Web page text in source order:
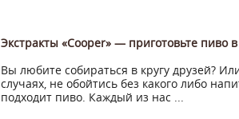
Экстракты «Cooper» — приготовьте пиво
Вы любите собираться в кругу друзей?
случаях, не обойтись без какого либо
подходит пиво. Каждый из нас ...